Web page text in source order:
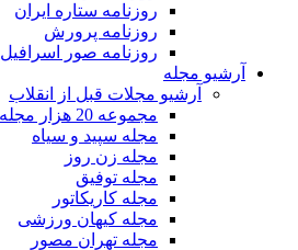
روزنامه ستاره ایران
روزنامه پرورش
روزنامه صور اسرافیل
آرشیو مجله
آرشیو مجلات قبل از انقلاب
مجموعه 20 هزار مجله قدیمی
مجله سپید و سیاه
مجله زن روز
مجله توفیق
مجله کاریکاتور
مجله کیهان ورزشی
مجله تهران مصور